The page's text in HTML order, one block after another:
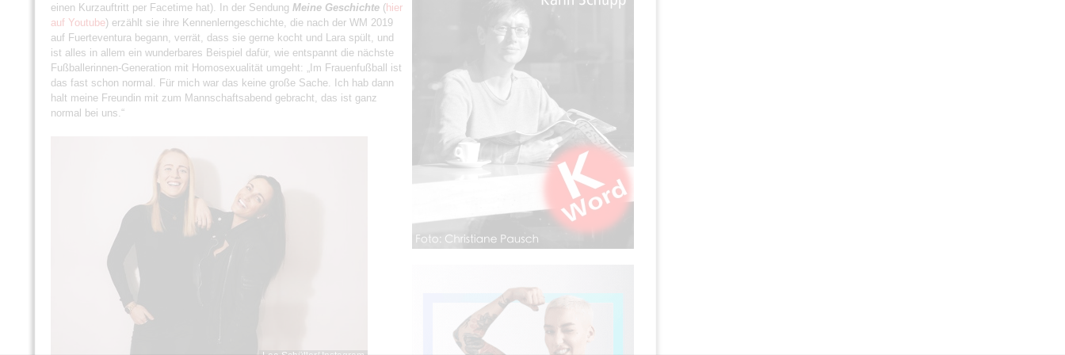
einen Kurzauftritt per Facetime hat). In der Sendung Meine Geschichte (hier
auf Youtube) erzählt sie ihre Kennenlerngeschichte, die nach der WM 2019
auf Fuerteventura begann, verrät, dass sie gerne kocht und Lara spült, und
ist alles in allem ein wunderbares Beispiel dafür, wie entspannt die nächste
Fußballerinnen-Generation mit Homosexualität umgeht: „Im Frauenfußball ist
das fast schon normal. Für mich war das keine große Sache. Ich hab dann
halt meine Freundin mit zum Mannschaftsabend gebracht, das ist ganz
normal bei uns.“